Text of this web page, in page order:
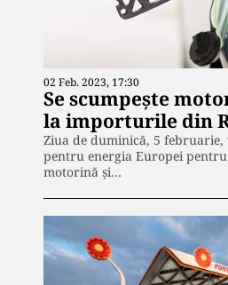
02 Feb. 2023, 17:30
Se scumpește
la importurile din
Ziua de duminică, 5
pentru energia Europei
motorină și…